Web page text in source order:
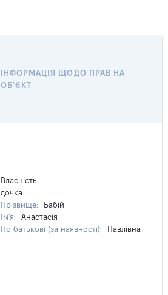
ІНФОРМАЦІЯ ЩОДО ПРАВ НА
ОБ'ЄКТ
Власність
дочка
Прізвище:
Бабій
Ім'я:
Анастасія
По батькові (за наявності):
Павлівна